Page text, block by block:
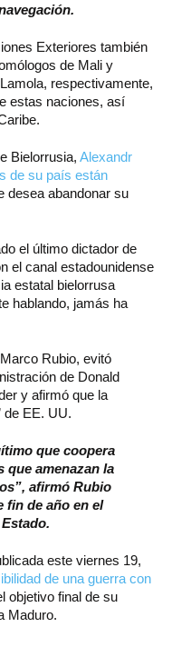
Exteriores también
de Mali y
respectivamente,
estas naciones, así
Bielorrusia, Alexandr
de su país están
desea abandonar su
el último dictador de
el canal estadounidense
estatal bielorrusa
hablando, jamás ha
Rubio, evitó
de Donald
y afirmó que la
de EE. UU.
que coopera
que amenazan la
afirmó Rubio
fin de año en el
este viernes 19,
de una guerra con
objetivo final de su
Maduro.